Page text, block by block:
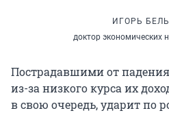
ИГОРЬ
доктор экономических
Пострадавшими от
из-за низкого курса их
в свою очередь, ударит по